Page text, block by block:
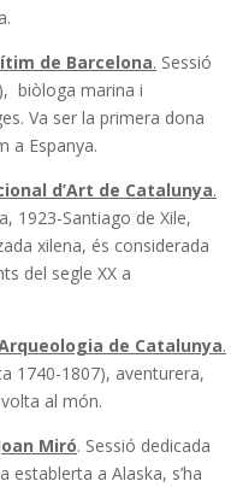
de Barcelona. Sessió
biòloga marina i
Va ser la primera dona
a Espanya.
d’Art de Catalunya.
1923-Santiago de Xile,
xilena, és considerada
del segle XX a
de Catalunya.
1740-1807), aventurera,
al món.
Miró. Sessió dedicada
establerta a Alaska, s’ha